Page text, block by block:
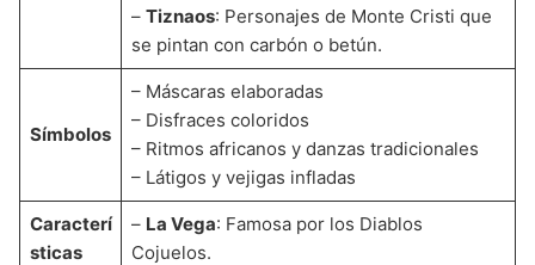
– Tiznaos: Personajes de Monte Cristi que
se pintan con carbón o betún.
Símbolos
– Máscaras elaboradas
– Disfraces coloridos
– Ritmos africanos y danzas tradicionales
– Látigos y vejigas infladas
Caracterí
sticas
– La Vega: Famosa por los Diablos
Cojuelos.